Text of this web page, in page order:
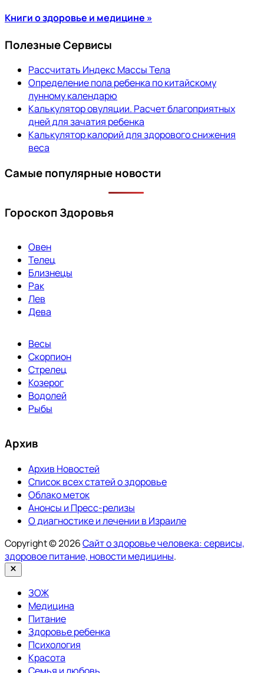
Книги о здоровье и медицине »
Полезные Сервисы
Рассчитать Индекс Массы Тела
Определение пола ребенка по китайскому
лунному календарю
Калькулятор овуляции. Расчет благоприятных
дней для зачатия ребенка
Калькулятор калорий для здорового снижения
веса
Самые популярные новости
Гороскоп Здоровья
Овен
Телец
Близнецы
Рак
Лев
Дева
Весы
Скорпион
Стрелец
Козерог
Водолей
Рыбы
Архив
Архив Новостей
Список всех статей о здоровье
Облако меток
Анонсы и Пресс-релизы
О диагностике и лечении в Израиле
Copyright © 2026Сайт о здоровье человека: сервисы,
здоровое питание, новости медицины.
Закрыть
ЗОЖ
Медицина
Питание
Здоровье ребенка
Психология
Красота